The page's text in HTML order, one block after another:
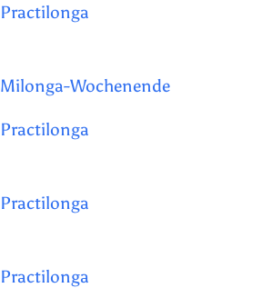
Practilonga
Milonga-Wochenende
Practilonga
Practilonga
Practilonga